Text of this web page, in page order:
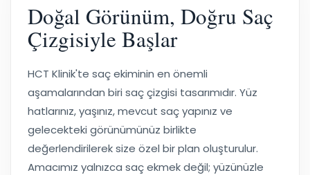
Doğal Görünüm, Doğru Saç
Çizgisiyle Başlar
HCT Klinik'te saç ekiminin en önemli
aşamalarından biri saç çizgisi tasarımıdır. Yüz
hatlarınız, yaşınız, mevcut saç yapınız ve
gelecekteki görünümünüz birlikte
değerlendirilerek size özel bir plan oluşturulur.
Amacımız yalnızca saç ekmek değil; yüzünüzle